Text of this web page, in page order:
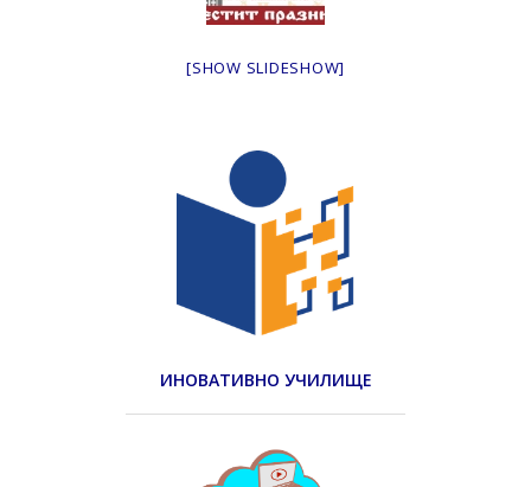
[SHOW SLIDESHOW]
ИНОВАТИВНО УЧИЛИЩЕ